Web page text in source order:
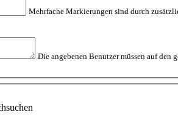
Mehrfache Markierungen sind durch
Die angebenen Benutzer müssen auf den